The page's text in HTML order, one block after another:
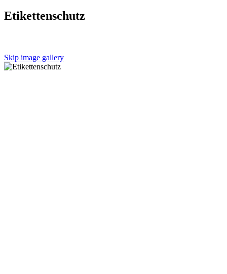
Etikettenschutz
Skip image gallery